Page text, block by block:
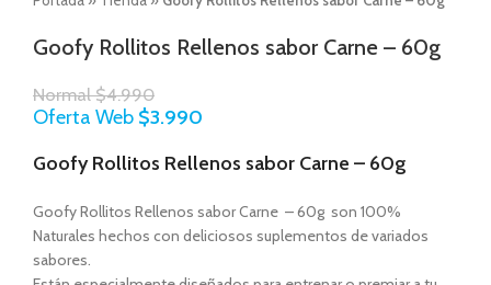
Goofy Rollitos Rellenos sabor Carne – 60g
Normal$4.990
Oferta Web $3.990
Goofy Rollitos Rellenos sabor Carne – 60g
Goofy Rollitos Rellenos sabor Carne – 60g son 100%
Naturales hechos con deliciosos suplementos de variados
sabores.